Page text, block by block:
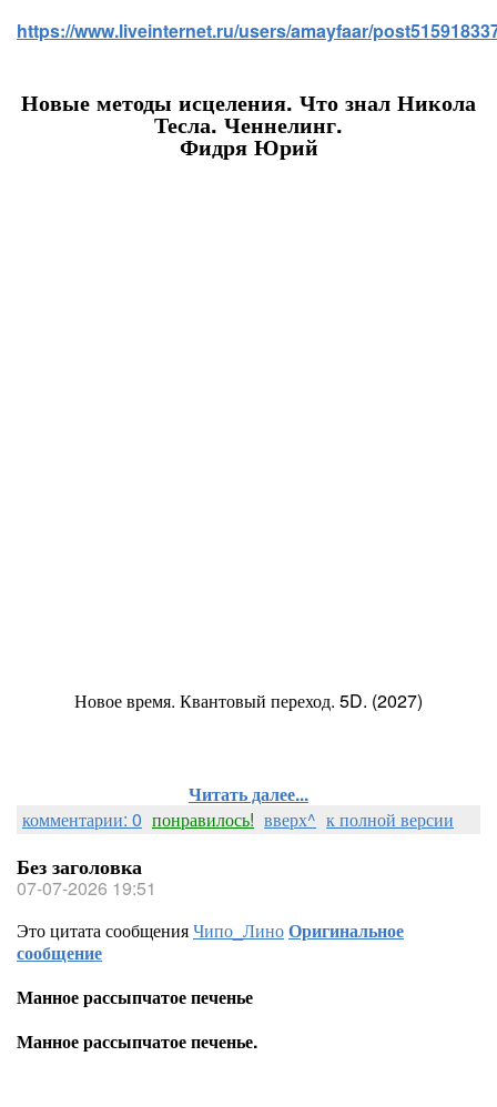
https://www.liveinternet.ru/users/amayfaar/
Новые методы исцеления. Что знал Никола
Тесла. Ченнелинг.
Фидря Юрий
Новое время. Квантовый переход. 5D. (2027)
Читать далее...
комментарии: 0 понравилось! вверх^ к полной версии
Без заголовка
07-07-2026 19:51
Это цитата сообщенияЧипо_ЛиноОригинальное
сообщение
Манное рассыпчатое печенье
Манное рассыпчатое печенье.